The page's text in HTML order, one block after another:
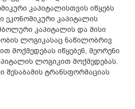
კაპიტალისთვის იწყებს
კაპიტალის
კაპიტალის და მისი
ლოგიკასაც ნაწილობრივ
მოქმედებას იწყებენ, მეორენი
ლოგიკით მოქმედებას.
შესაბამის ტრანსფორმაციას